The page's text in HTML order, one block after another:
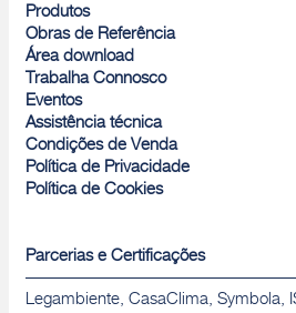
Produtos
Obras de Referência
Área download
Trabalha Connosco
Eventos
Assistência técnica
Condições de Venda
Política de Privacidade
Política de Cookies
Parcerias e Certificações
Legambiente, CasaClima, Symbola,